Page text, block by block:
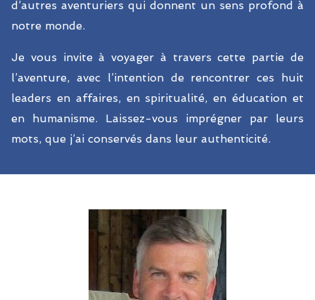
d’autres aventuriers qui donnent un sens profond à
notre monde.
Je vous invite à voyager à travers cette partie de
l’aventure, avec l’intention de rencontrer ces huit
leaders en affaires, en spiritualité, en éducation et
en humanisme. Laissez-vous imprégner par leurs
mots, que j’ai conservés dans leur authenticité.